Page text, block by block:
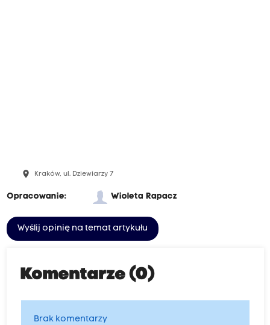
place Kraków, ul. Dziewiarzy 7
Opracowanie: Wioleta Rapacz
Wyślij opinię na temat artykułu
Komentarze (0)
Brak komentarzy